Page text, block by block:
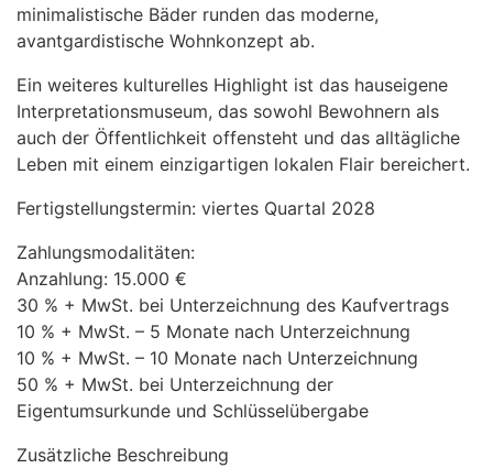
minimalistische Bäder runden das moderne,
avantgardistische Wohnkonzept ab.
Ein weiteres kulturelles Highlight ist das hauseigene
Interpretationsmuseum, das sowohl Bewohnern als
auch der Öffentlichkeit offensteht und das alltägliche
Leben mit einem einzigartigen lokalen Flair bereichert.
Fertigstellungstermin: viertes Quartal 2028
Zahlungsmodalitäten:
Anzahlung: 15.000 €
30 % + MwSt. bei Unterzeichnung des Kaufvertrags
10 % + MwSt. – 5 Monate nach Unterzeichnung
10 % + MwSt. – 10 Monate nach Unterzeichnung
50 % + MwSt. bei Unterzeichnung der
Eigentumsurkunde und Schlüsselübergabe
Zusätzliche Beschreibung